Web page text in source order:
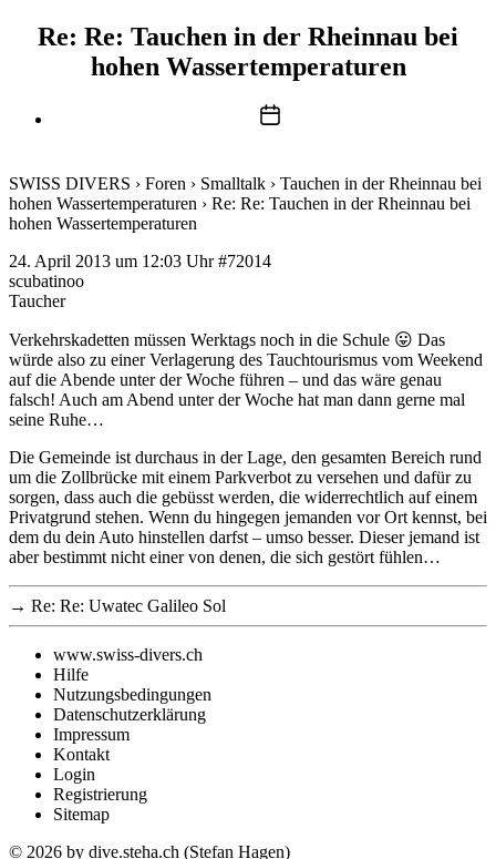
Re: Re: Tauchen in der Rheinnau bei
hohen Wassertemperaturen
Beitragsdatum
SWISS DIVERS › Foren › Smalltalk › Tauchen in der Rheinnau bei
hohen Wassertemperaturen › Re: Re: Tauchen in der Rheinnau bei
hohen Wassertemperaturen
24. April 2013 um 12:03 Uhr #72014
scubatinoo
Taucher
Verkehrskadetten müssen Werktags noch in die Schule 😛 Das
würde also zu einer Verlagerung des Tauchtourismus vom Weekend
auf die Abende unter der Woche führen – und das wäre genau
falsch! Auch am Abend unter der Woche hat man dann gerne mal
seine Ruhe…
Die Gemeinde ist durchaus in der Lage, den gesamten Bereich rund
um die Zollbrücke mit einem Parkverbot zu versehen und dafür zu
sorgen, dass auch die gebüsst werden, die widerrechtlich auf einem
Privatgrund stehen. Wenn du hingegen jemanden vor Ort kennst, bei
dem du dein Auto hinstellen darfst – umso besser. Dieser jemand ist
aber bestimmt nicht einer von denen, die sich gestört fühlen…
→ Re: Re: Uwatec Galileo Sol
www.swiss-divers.ch
Hilfe
Nutzungsbedingungen
Datenschutzerklärung
Impressum
Kontakt
Login
Registrierung
Sitemap
© 2026 by dive.steha.ch (Stefan Hagen)